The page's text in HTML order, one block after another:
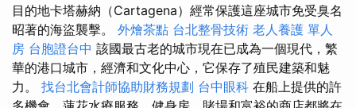
目的地卡塔赫納（Cartagena）經常保護這座城市免受臭名
昭著的海盜襲擊。 外燴茶點 台北整骨技術 老人養護 單人
房 台胞證台中 該國最古老的城市現在已成為一個現代，繁
華的港口城市，經濟和文化中心，它保存了殖民建築和魅
力。 找台北會計師協助財務規劃 台中眼科 在船上提供的許